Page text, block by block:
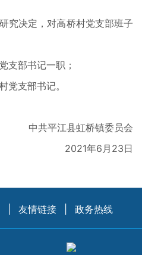
决定，对高桥村党支部班子
部书记一职；
支部书记。
中共平江县虹桥镇委员会
2021年6月23日
友情链接 政务热线